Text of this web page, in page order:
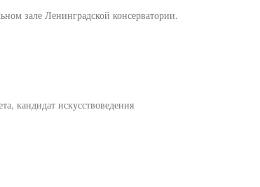
зале Ленинградской консерватории.
кандидат искусствоведения